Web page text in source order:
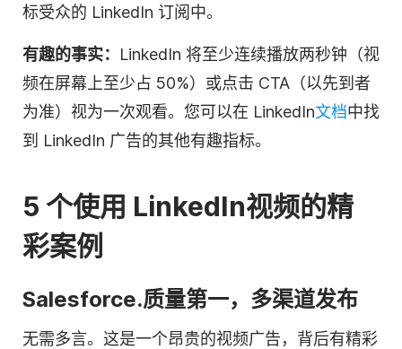
标受众的 LinkedIn 订阅中。
有趣的事实： LinkedIn 将至少连续播放两秒钟（视
频在屏幕上至少占 50%）或点击 CTA（以先到者
为准）视为一次观看。您可以在 LinkedIn文档中找
到 LinkedIn 广告的其他有趣指标。
5 个使用 LinkedIn视频的精
彩案例
Salesforce.质量第一，多渠道发布
无需多言。这是一个昂贵的视频广告，背后有精彩